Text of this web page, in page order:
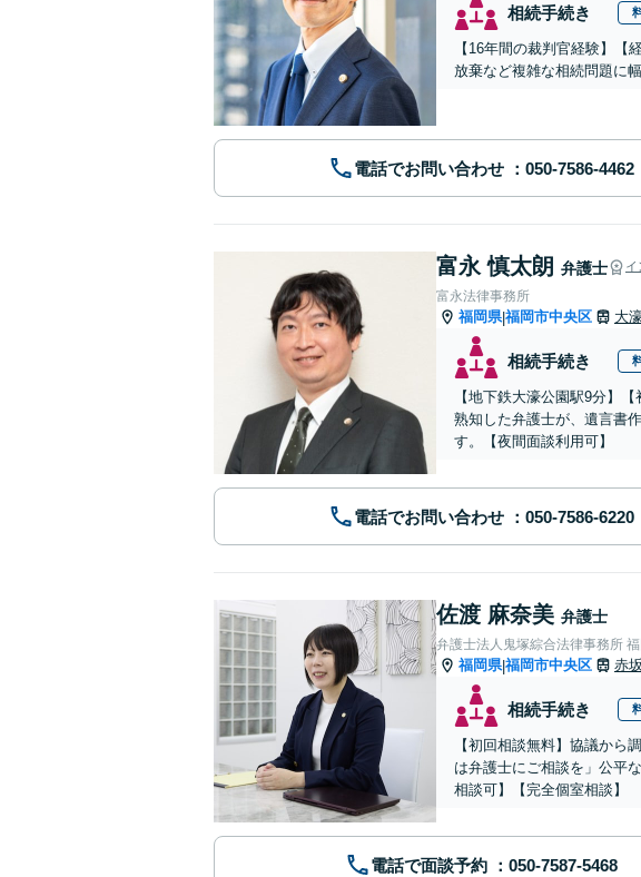
相続手続き
【16年間の裁判官経験】
放棄など複雑な相続問題に
電話でお問い合わせ
富永 慎太朗 弁護士 イ
富永法律事務所
福岡県|福岡市中央区 大
相続手続き
【地下鉄大濠公園駅9分】
熟知した弁護士が、遺言書
す。【夜間面談利用可】
電話でお問い合わせ
佐渡 麻奈美 弁護士
弁護士法人鬼塚綜合法律事務所
福岡県|福岡市中央区 赤
相続手続き
【初回相談無料】協議から
は弁護士にご相談を」公平
相談可】【完全個室相談】
電話で面談予約